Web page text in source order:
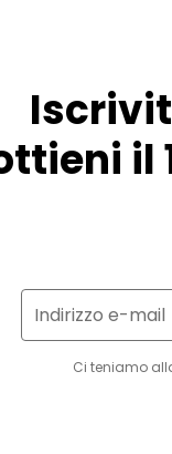
il
Indirizzo e-mail
Ci teniamo